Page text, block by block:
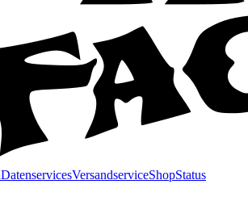
DatenservicesVersandserviceShopStatus